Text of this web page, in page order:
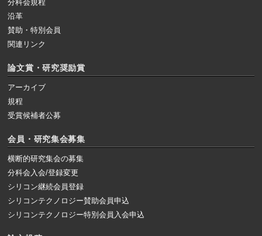
分科会規程
沿革
賛助・特別会員
関連リンク
論文賞・研究奨励賞
アーカイブ
規程
受賞候補者公募
会員・研究集会募集
横断的研究集会の募集
分科会入会/登録変更
シリコン継続会員登録
シリコンテクノロジー賛助会員申込
シリコンテクノロジー特別会員入会申込